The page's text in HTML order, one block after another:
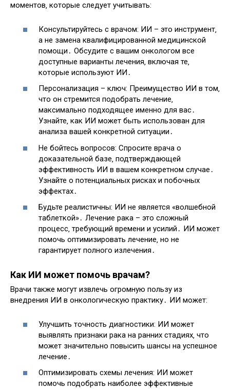
моментов‚ которые следует учитывать:
Консультируйтесь с врачом: ИИ – это инструмент‚
а не замена квалифицированной медицинской
помощи․ Обсудите с вашим онкологом все
доступные варианты лечения‚ включая те‚
которые используют ИИ․
Персонализация – ключ: Преимущество ИИ в том‚
что он стремится подобрать лечение‚
максимально подходящее именно для вас․
Узнайте‚ как ИИ может быть использован для
анализа вашей конкретной ситуации․
Не бойтесь вопросов: Спросите врача о
доказательной базе‚ подтверждающей
эффективность ИИ в вашем конкретном случае․
Узнайте о потенциальных рисках и побочных
эффектах․
Будьте реалистичны: ИИ не является «волшебной
таблеткой»․ Лечение рака – это сложный
процесс‚ требующий времени и усилий․ ИИ может
помочь оптимизировать лечение‚ но не
гарантирует полного излечения․
Как ИИ может помочь врачам?
Врачи также могут извлечь огромную пользу из
внедрения ИИ в онкологическую практику․ ИИ может:
Улучшить точность диагностики: ИИ может
выявлять признаки рака на ранних стадиях‚ что
может значительно повысить шансы на успешное
лечение․
Оптимизировать схемы лечения: ИИ может
помочь подобрать наиболее эффективные